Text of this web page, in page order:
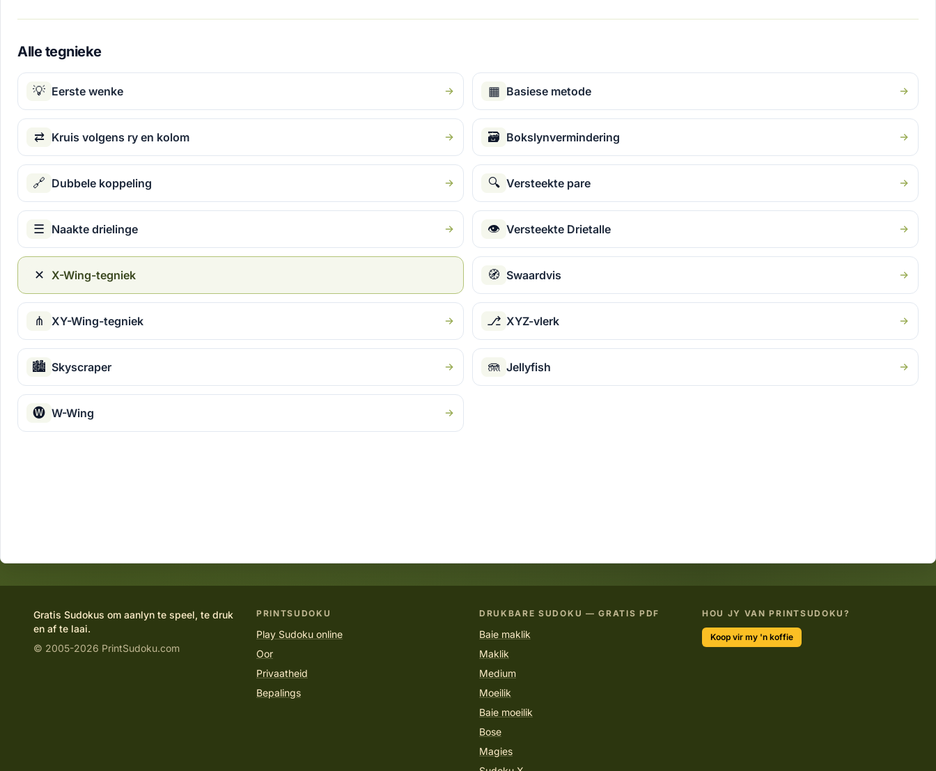
Alle tegnieke
💡 Eerste wenke ▦ Basiese metode
⇄ Kruis volgens ry en kolom 🗃 Bokslynvermindering
🔗 Dubbele koppeling 🔍 Versteekte pare
☰ Naakte drielinge 👁 Versteekte Drietalle
✕ X-Wing-tegniek 🧭 Swaardvis
⋔ XY-Wing-tegniek ⎇ XYZ-vlerk
🏙 Skyscraper 🪼 Jellyfish
🅦 W-Wing
Gratis Sudokus om aanlyn te speel, te druk
en af te laai.
© 2005-2026 PrintSudoku.com
PRINTSUDOKU
Play Sudoku online
Oor
Privaatheid
Bepalings
DRUKBARE SUDOKU — GRATIS PDF
Baie maklik
Maklik
Medium
Moeilik
Baie moeilik
Bose
Magies
HOU JY VAN PRINTSUDOKU?
Koop vir my 'n koffie